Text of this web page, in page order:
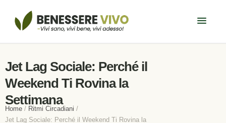
Jet Lag Sociale: Perché il
Weekend Ti Rovina la
Settimana
Home / Ritmi Circadiani /
Jet Lag Sociale: Perché il Weekend Ti Rovina la